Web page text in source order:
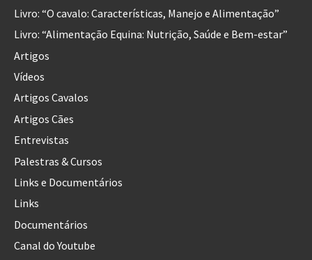
Livro: “O cavalo: Características, Manejo e Alimentação”
Livro: “Alimentação Equina: Nutrição, Saúde e Bem-estar”
Artigos
Vídeos
Artigos Cavalos
Artigos Cães
Entrevistas
Palestras & Cursos
Links e Documentários
Links
Documentários
Canal do Youtube